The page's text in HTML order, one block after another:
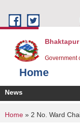
Government
Home
News
You are
Home » 2 No. Ward